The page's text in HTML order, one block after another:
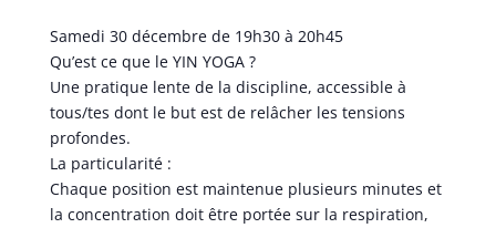
Samedi 30 décembre de 19h30 à 20h45
Qu’est ce que le YIN YOGA ?
Une pratique lente de la discipline, accessible à
tous/tes dont le but est de relâcher les tensions
profondes.
La particularité :
Chaque position est maintenue plusieurs minutes et
la concentration doit être portée sur la respiration,